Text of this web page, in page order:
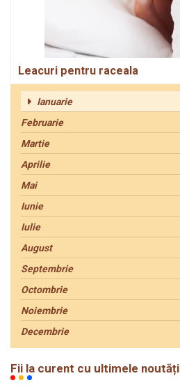
Leacuri pentru raceala
Ianuarie
Februarie
Martie
Aprilie
Mai
Iunie
Iulie
August
Septembrie
Octombrie
Noiembrie
Decembrie
Fii la curent cu ultimele noutăți